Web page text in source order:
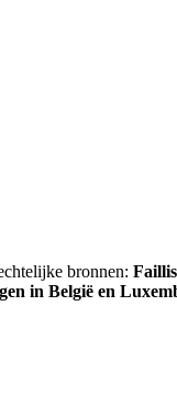
bronnen:
in België en